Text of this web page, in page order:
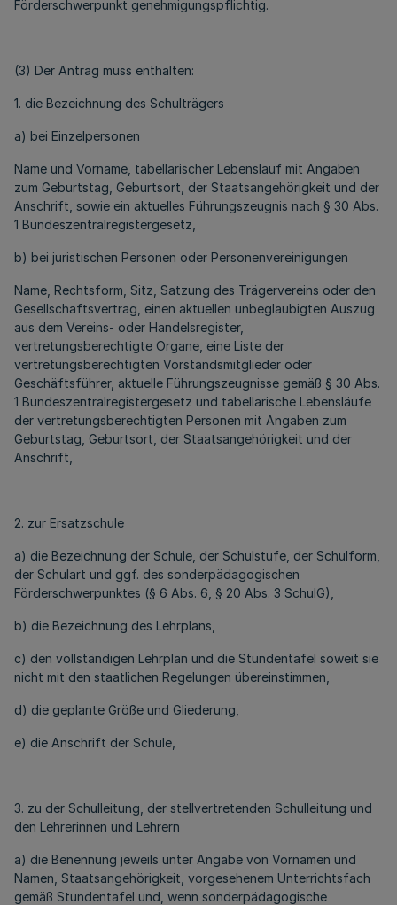
Förderschwerpunkt genehmigungspflichtig.
(3) Der Antrag muss enthalten:
1. die Bezeichnung des Schulträgers
a) bei Einzelpersonen
Name und Vorname, tabellarischer Lebenslauf mit Angaben
zum Geburtstag, Geburtsort, der Staatsangehörigkeit und der
Anschrift, sowie ein aktuelles Führungszeugnis nach § 30 Abs.
1 Bundeszentralregistergesetz,
b) bei juristischen Personen oder Personenvereinigungen
Name, Rechtsform, Sitz, Satzung des Trägervereins oder den
Gesellschaftsvertrag, einen aktuellen unbeglaubigten Auszug
aus dem Vereins- oder Handelsregister,
vertretungsberechtigte Organe, eine Liste der
vertretungsberechtigten Vorstandsmitglieder oder
Geschäftsführer, aktuelle Führungszeugnisse gemäß § 30 Abs.
1 Bundeszentralregistergesetz und tabellarische Lebensläufe
der vertretungsberechtigten Personen mit Angaben zum
Geburtstag, Geburtsort, der Staatsangehörigkeit und der
Anschrift,
2. zur Ersatzschule
a) die Bezeichnung der Schule, der Schulstufe, der Schulform,
der Schulart und ggf. des sonderpädagogischen
Förderschwerpunktes (§ 6 Abs. 6, § 20 Abs. 3 SchulG),
b) die Bezeichnung des Lehrplans,
c) den vollständigen Lehrplan und die Stundentafel soweit sie
nicht mit den staatlichen Regelungen übereinstimmen,
d) die geplante Größe und Gliederung,
e) die Anschrift der Schule,
3. zu der Schulleitung, der stellvertretenden Schulleitung und
den Lehrerinnen und Lehrern
a) die Benennung jeweils unter Angabe von Vornamen und
Namen, Staatsangehörigkeit, vorgesehenem Unterrichtsfach
gemäß Stundentafel und, wenn sonderpädagogische